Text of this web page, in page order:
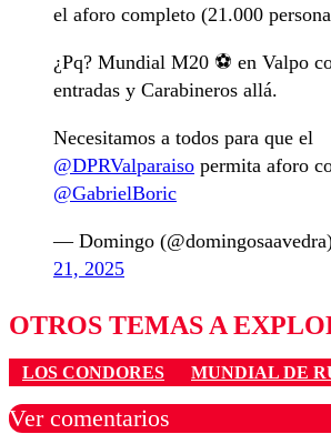
el aforo completo (21.000
¿Pq? Mundial M20 ⚽️ en Valpo
entradas y Carabineros allá.
Necesitamos a todos para que el
@DPRValparaiso permita aforo
@GabrielBoric
— Domingo
21, 2025
OTROS TEMAS A
LOS CONDORES MUNDIAL DE
Ver comentarios